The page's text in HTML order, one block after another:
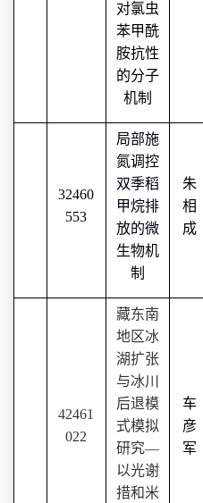
对氯虫
苯甲酰
胺抗性
的分子
机制
32460
553
局部施
氮调控
双季稻
甲烷排
放的微
生物机
制
朱
相
成
42461
022
藏东南
地区冰
湖扩张
与冰川
后退模
式模拟
研究―
以光谢
措和米
车
彦
军